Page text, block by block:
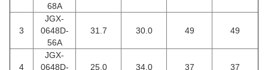
68A
3
JGX-
0648D-
56A
31.7 30.0 49 49
4
JGX-
0648D-
25.0 34.0 37 37